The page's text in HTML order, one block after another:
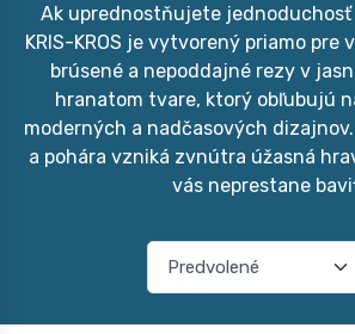
Ak uprednostňujete
KRIS-KROS je vytvorený priamo pre
brúsené a nepoddajné rezy v
hranatom tvare, ktorý obľubujú
moderných a nadčasových
a pohára vzniká zvnútra úžasná
vás neprestane